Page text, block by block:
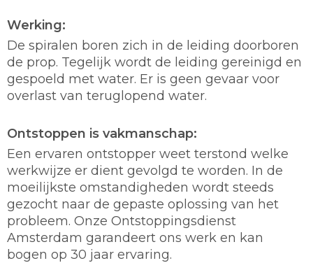
Werking:
De spiralen boren zich in de leiding doorboren
de prop. Tegelijk wordt de leiding gereinigd en
gespoeld met water. Er is geen gevaar voor
overlast van teruglopend water.
Ontstoppen is vakmanschap:
Een ervaren ontstopper weet terstond welke
werkwijze er dient gevolgd te worden. In de
moeilijkste omstandigheden wordt steeds
gezocht naar de gepaste oplossing van het
probleem. Onze Ontstoppingsdienst
Amsterdam garandeert ons werk en kan
bogen op 30 jaar ervaring.